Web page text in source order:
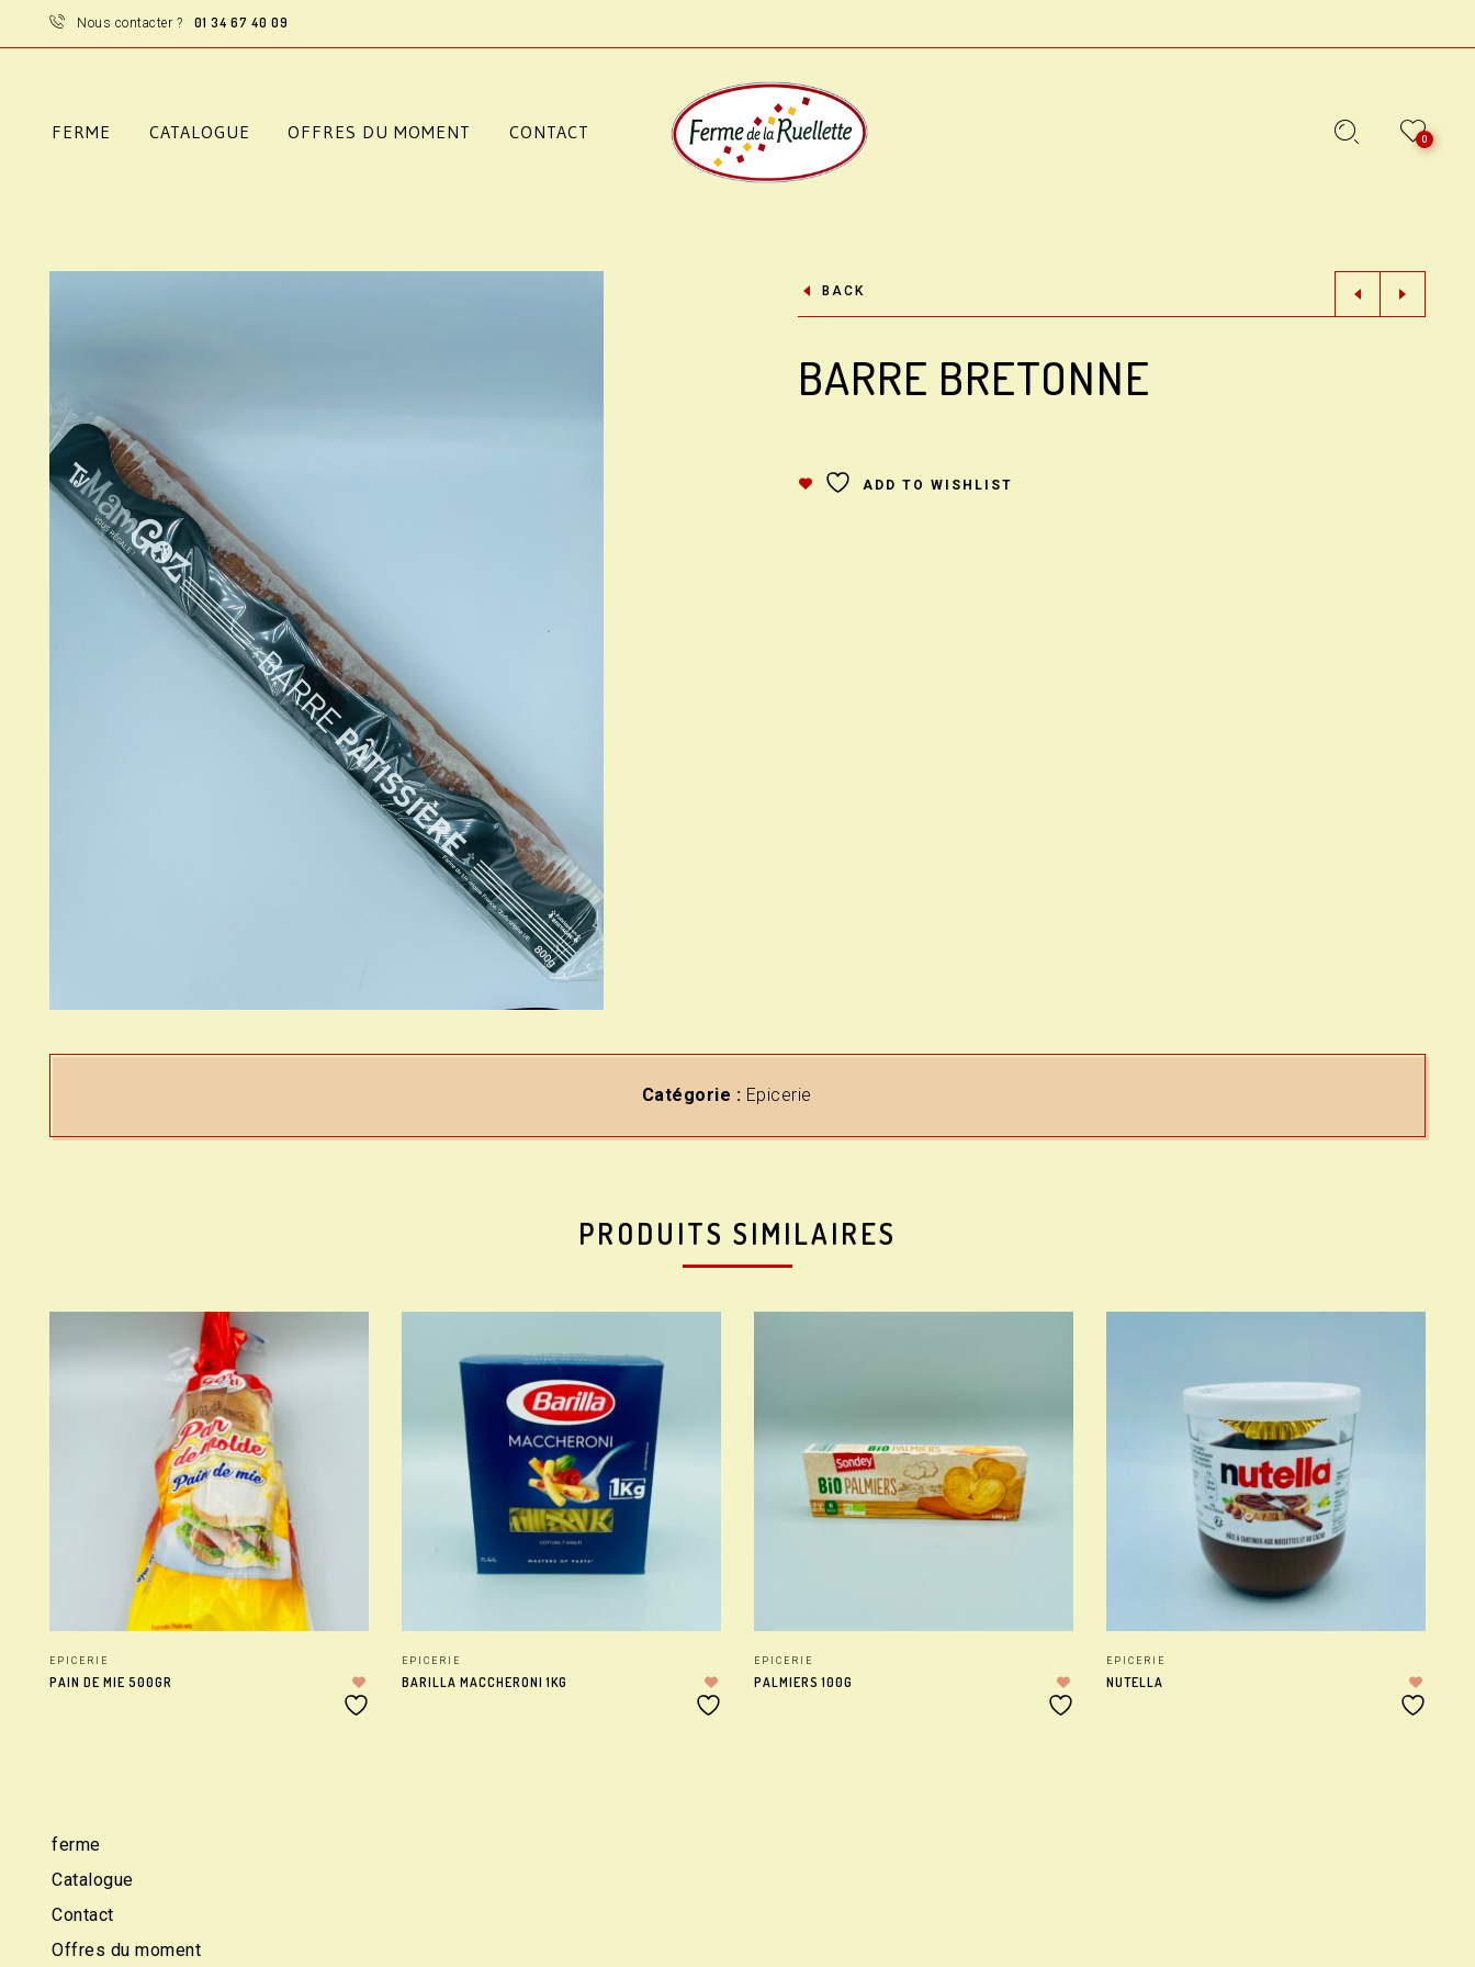
Nous contacter ? 01 34 67 40 09
FERME CATALOGUE OFFRES DU MOMENT CONTACT 0
BACK
BARRE BRETONNE
ADD TO WISHLIST
Catégorie : Epicerie
PRODUITS SIMILAIRES
EPICERIE
PAIN DE MIE 500GR
EPICERIE
BARILLA MACCHERONI 1KG
EPICERIE
PALMIERS 100G
EPICERIE
NUTELLA
ferme
Catalogue
Contact
Offres du moment